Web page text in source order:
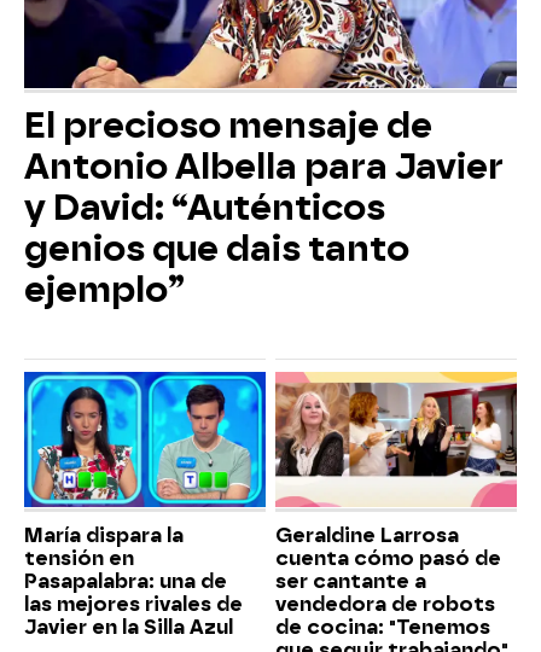
El precioso mensaje de
Antonio Albella para Javier
y David: “Auténticos
genios que dais tanto
ejemplo”
María dispara la
tensión en
Pasapalabra: una de
las mejores rivales de
Javier en la Silla Azul
Geraldine Larrosa
cuenta cómo pasó de
ser cantante a
vendedora de robots
de cocina: "Tenemos